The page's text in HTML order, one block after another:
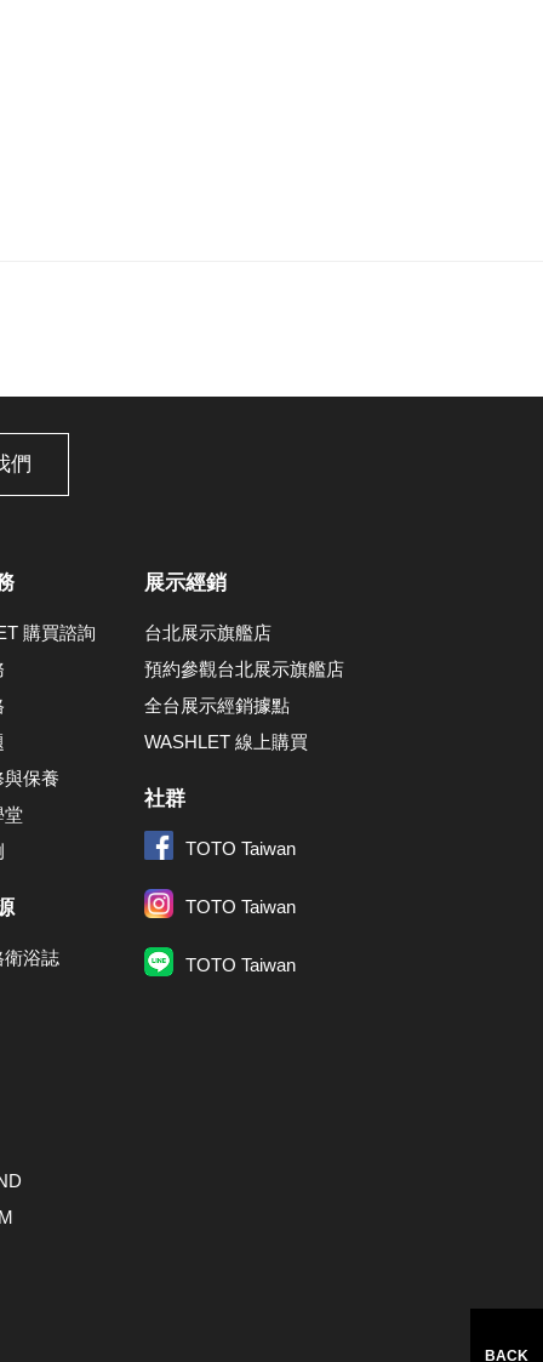
們
購買諮詢
保養
堂
衛浴誌
展示經銷
台北展示旗艦店
預約參觀台北展示旗艦店
全台展示經銷據點
WASHLET 線上購買
社群
TOTO Taiwan
TOTO Taiwan
TOTO Taiwan
BACK